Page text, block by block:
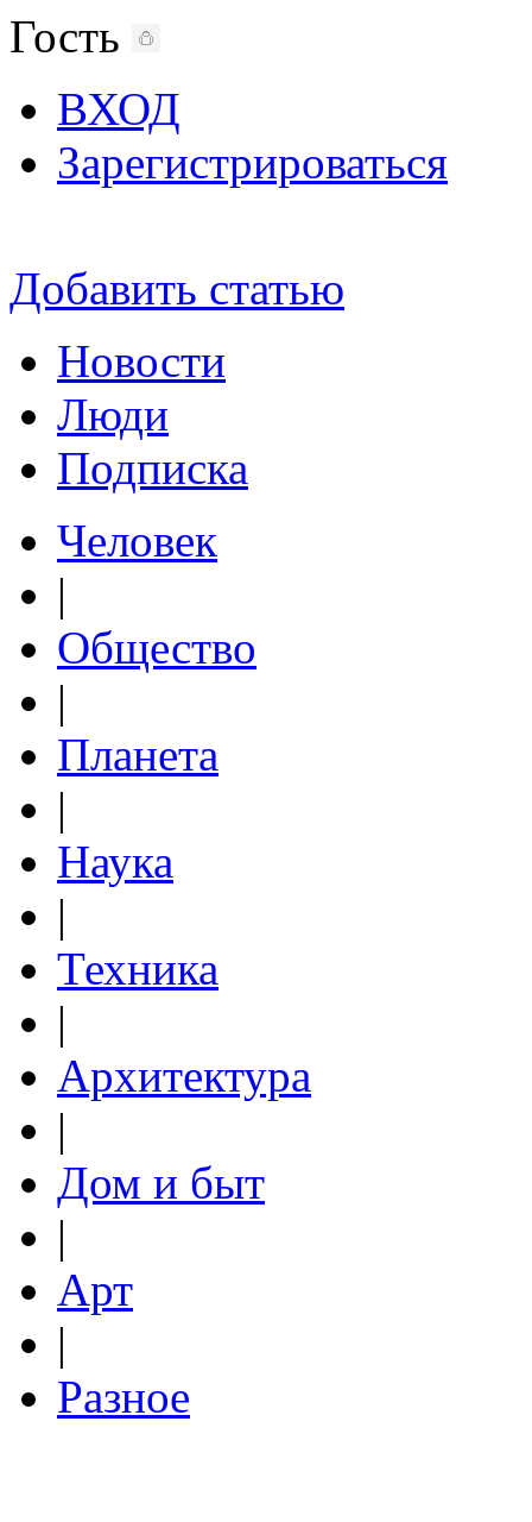
Гость
ВХОД
Зарегистрироваться
Добавить статью
Новости
Люди
Подписка
Человек
|
Общество
|
Планета
|
Наука
|
Техника
|
Архитектура
|
Дом и быт
|
Арт
|
Разное